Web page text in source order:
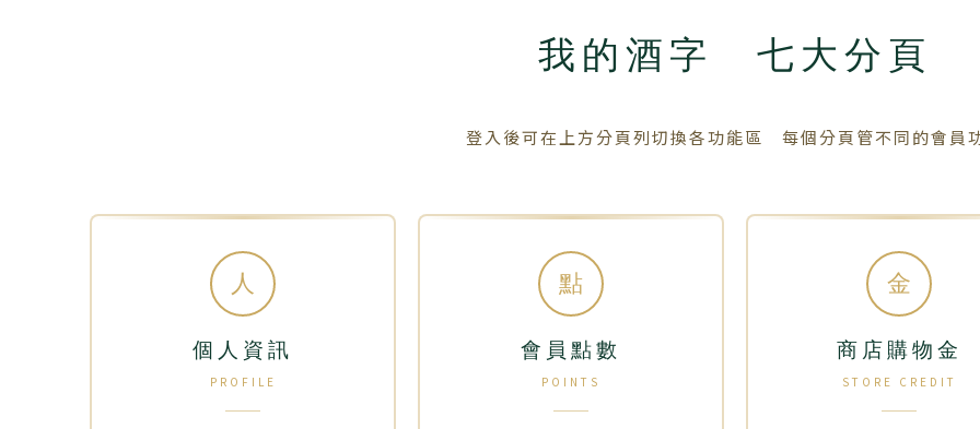
我的酒字 七大分頁
登入後可在上方分頁列切換各功能區 每個分頁管不同的會員
人
個人資訊
PROFILE
點
會員點數
POINTS
金
商店購物金
STORE CREDIT